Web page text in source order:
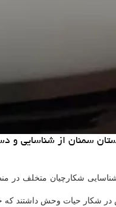
سمنان از شناسایی و
شکارچیان متخلف در
در شکار حیات وحش داشتند